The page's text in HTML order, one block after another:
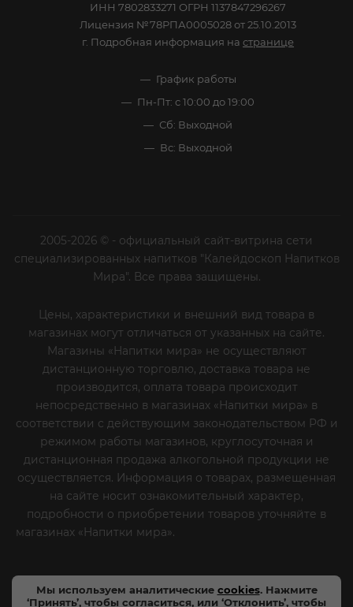
Мы используем аналитические cookies. Нажмите
‘Принять’, чтобы согласиться, или ‘Отклонить’, чтобы
ИНН 7802833271 ОГРН 1137847296267
Лицензия №78РПА0005028 от 25.10.2013
г. Подробная информация на странице
График работы
Пн-Пт: с 10:00 до 19:00
Сб: Выходной
Вс: Выходной
2005-2026 © - официальный сайт-витрина сети
специализированных напитков "Калейдоскоп Напитков
Мира". Все права защищены.
Цены, характеристики и внешний вид товара в
магазинах могут отличаться от указанных на сайте.
Магазины «Напитки мира» не осуществляют
дистанционную торговлю, доставка товара не
производится, оплата товара происходит
непосредственно в магазинах «Напитки мира» в
соответствии с действующим законодательством РФ и
режимом работы магазинов, круглосуточная и
дистанционная продажа алкогольной продукции не
осуществляется. Информация о товарах, размещенная
на сайте носит ознакомительный характер,
подробности о приобретении товаров уточняйте в
магазинах «Напитки мира».